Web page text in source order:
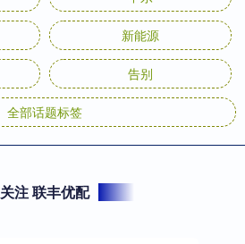
新能源
告别
全部话题标签
关注 联丰优配